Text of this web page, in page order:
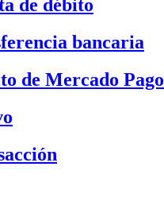
de débito
bancaria
de Mercado Pago